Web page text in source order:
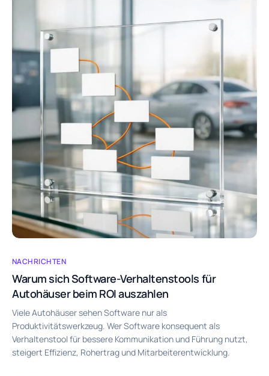
NACHRICHTEN
Warum sich Software-Verhaltenstools für
Autohäuser beim ROI auszahlen
Viele Autohäuser sehen Software nur als
Produktivitätswerkzeug. Wer Software konsequent als
Verhaltenstool für bessere Kommunikation und Führung nutzt,
steigert Effizienz, Rohertrag und Mitarbeiterentwicklung.